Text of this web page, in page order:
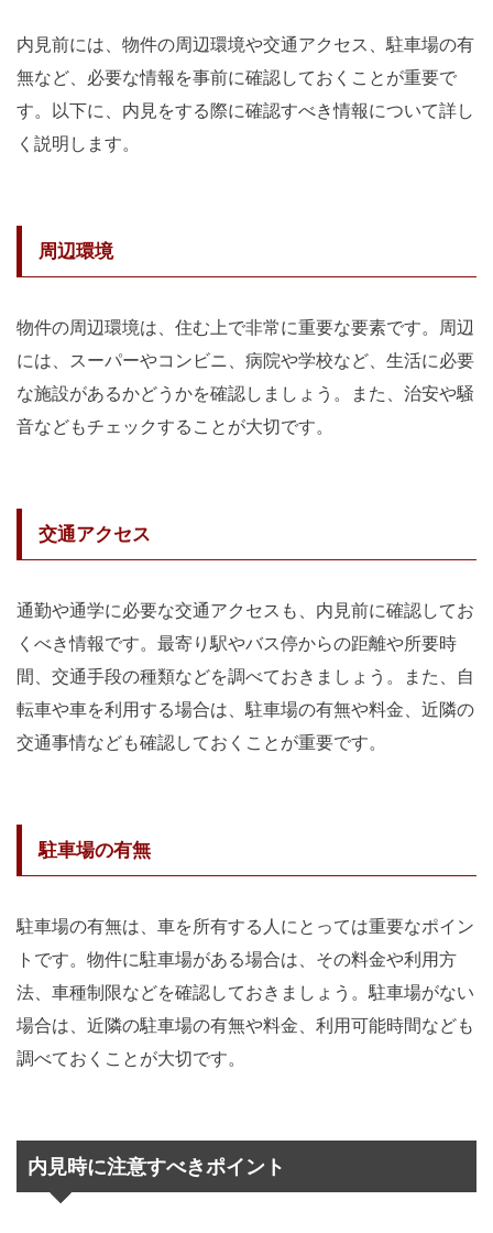
内見前には、物件の周辺環境や交通アクセス、駐車場の有
無など、必要な情報を事前に確認しておくことが重要で
す。以下に、内見をする際に確認すべき情報について詳し
く説明します。
周辺環境
物件の周辺環境は、住む上で非常に重要な要素です。周辺
には、スーパーやコンビニ、病院や学校など、生活に必要
な施設があるかどうかを確認しましょう。また、治安や騒
音などもチェックすることが大切です。
交通アクセス
通勤や通学に必要な交通アクセスも、内見前に確認してお
くべき情報です。最寄り駅やバス停からの距離や所要時
間、交通手段の種類などを調べておきましょう。また、自
転車や車を利用する場合は、駐車場の有無や料金、近隣の
交通事情なども確認しておくことが重要です。
駐車場の有無
駐車場の有無は、車を所有する人にとっては重要なポイン
トです。物件に駐車場がある場合は、その料金や利用方
法、車種制限などを確認しておきましょう。駐車場がない
場合は、近隣の駐車場の有無や料金、利用可能時間なども
調べておくことが大切です。
内見時に注意すべきポイント